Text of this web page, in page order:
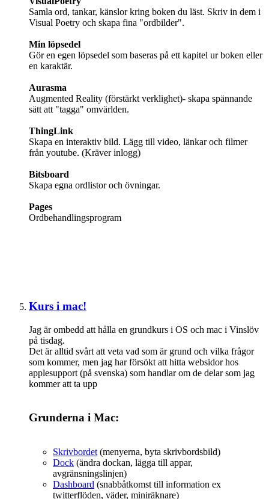
Samla ord, tankar, känslor kring boken du läst. Skriv in dem i
Visual Poetry och skapa fina "ordbilder".
Min löpsedel
Gör en egen löpsedel som baseras på ett kapitel ur boken eller
en karaktär.
Aurasma
Augmented Reality (förstärkt verklighet)- skapa spännande
sätt att "tagga" omvärlden.
ThingLink
Skapa en interaktiv bild. Lägg till video, länkar och filmer
från youtube. (Kräver inlogg)
Bitsboard
Skapa egna ordlistor och övningar.
Pages
Ordbehandlingsprogram
Kurs i mac!
Jag är ombedd att hålla en grundkurs i OS och mac i Vinslöv
på tisdag.
Det är alltid svårt att veta vad som är grund och vilka frågor
som kommer, men jag har försökt att hitta websidor hos
applesupport (på svenska) som handlar om de delar som jag
kommer att ta upp
Grunderna i Mac:
Skrivbordet (menyerna, byta skrivbordsbild)
Dock (ändra dockan, lägga till appar,
avgränsningslinjen)
Dashboard (snabbåtkomst till information ex
twitterflöden, väder, miniräknare)